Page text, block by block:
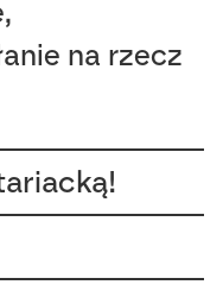
na rzecz